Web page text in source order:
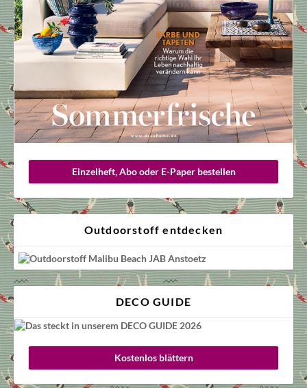
Einzelheft, Abo oder E-Paper bestellen
Outdoorstoff entdecken
DECO GUIDE
Kostenlos blättern